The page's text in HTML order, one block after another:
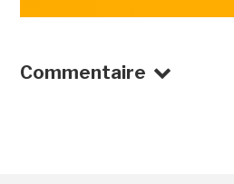
Commentaire